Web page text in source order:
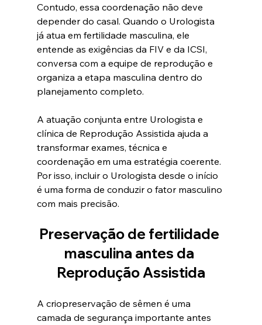
Contudo, essa coordenação não deve
depender do casal. Quando o Urologista
já atua em fertilidade masculina, ele
entende as exigências da FIV e da ICSI,
conversa com a equipe de reprodução e
organiza a etapa masculina dentro do
planejamento completo.
A atuação conjunta entre Urologista e
clínica de Reprodução Assistida ajuda a
transformar exames, técnica e
coordenação em uma estratégia coerente.
Por isso, incluir o Urologista desde o início
é uma forma de conduzir o fator masculino
com mais precisão.
Preservação de fertilidade
masculina antes da
Reprodução Assistida
A criopreservação de sêmen é uma
camada de segurança importante antes